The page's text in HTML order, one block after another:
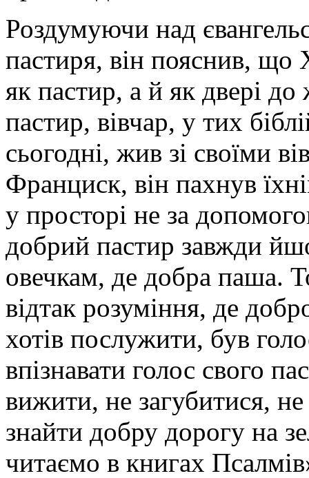
Роздумуючи над
пастиря, він пояснив, що
як пастир, а й як двері
пастир, вівчар, у тих
сьогодні, жив зі своїми
Франциск, він пахнув
у просторі не за
добрий пастир завжди
овечкам, де добра паша.
відтак розуміння, де
хотів послужити, був
впізнавати голос свого
вижити, не загубитися,
знайти добру дорогу на
читаємо в книгах